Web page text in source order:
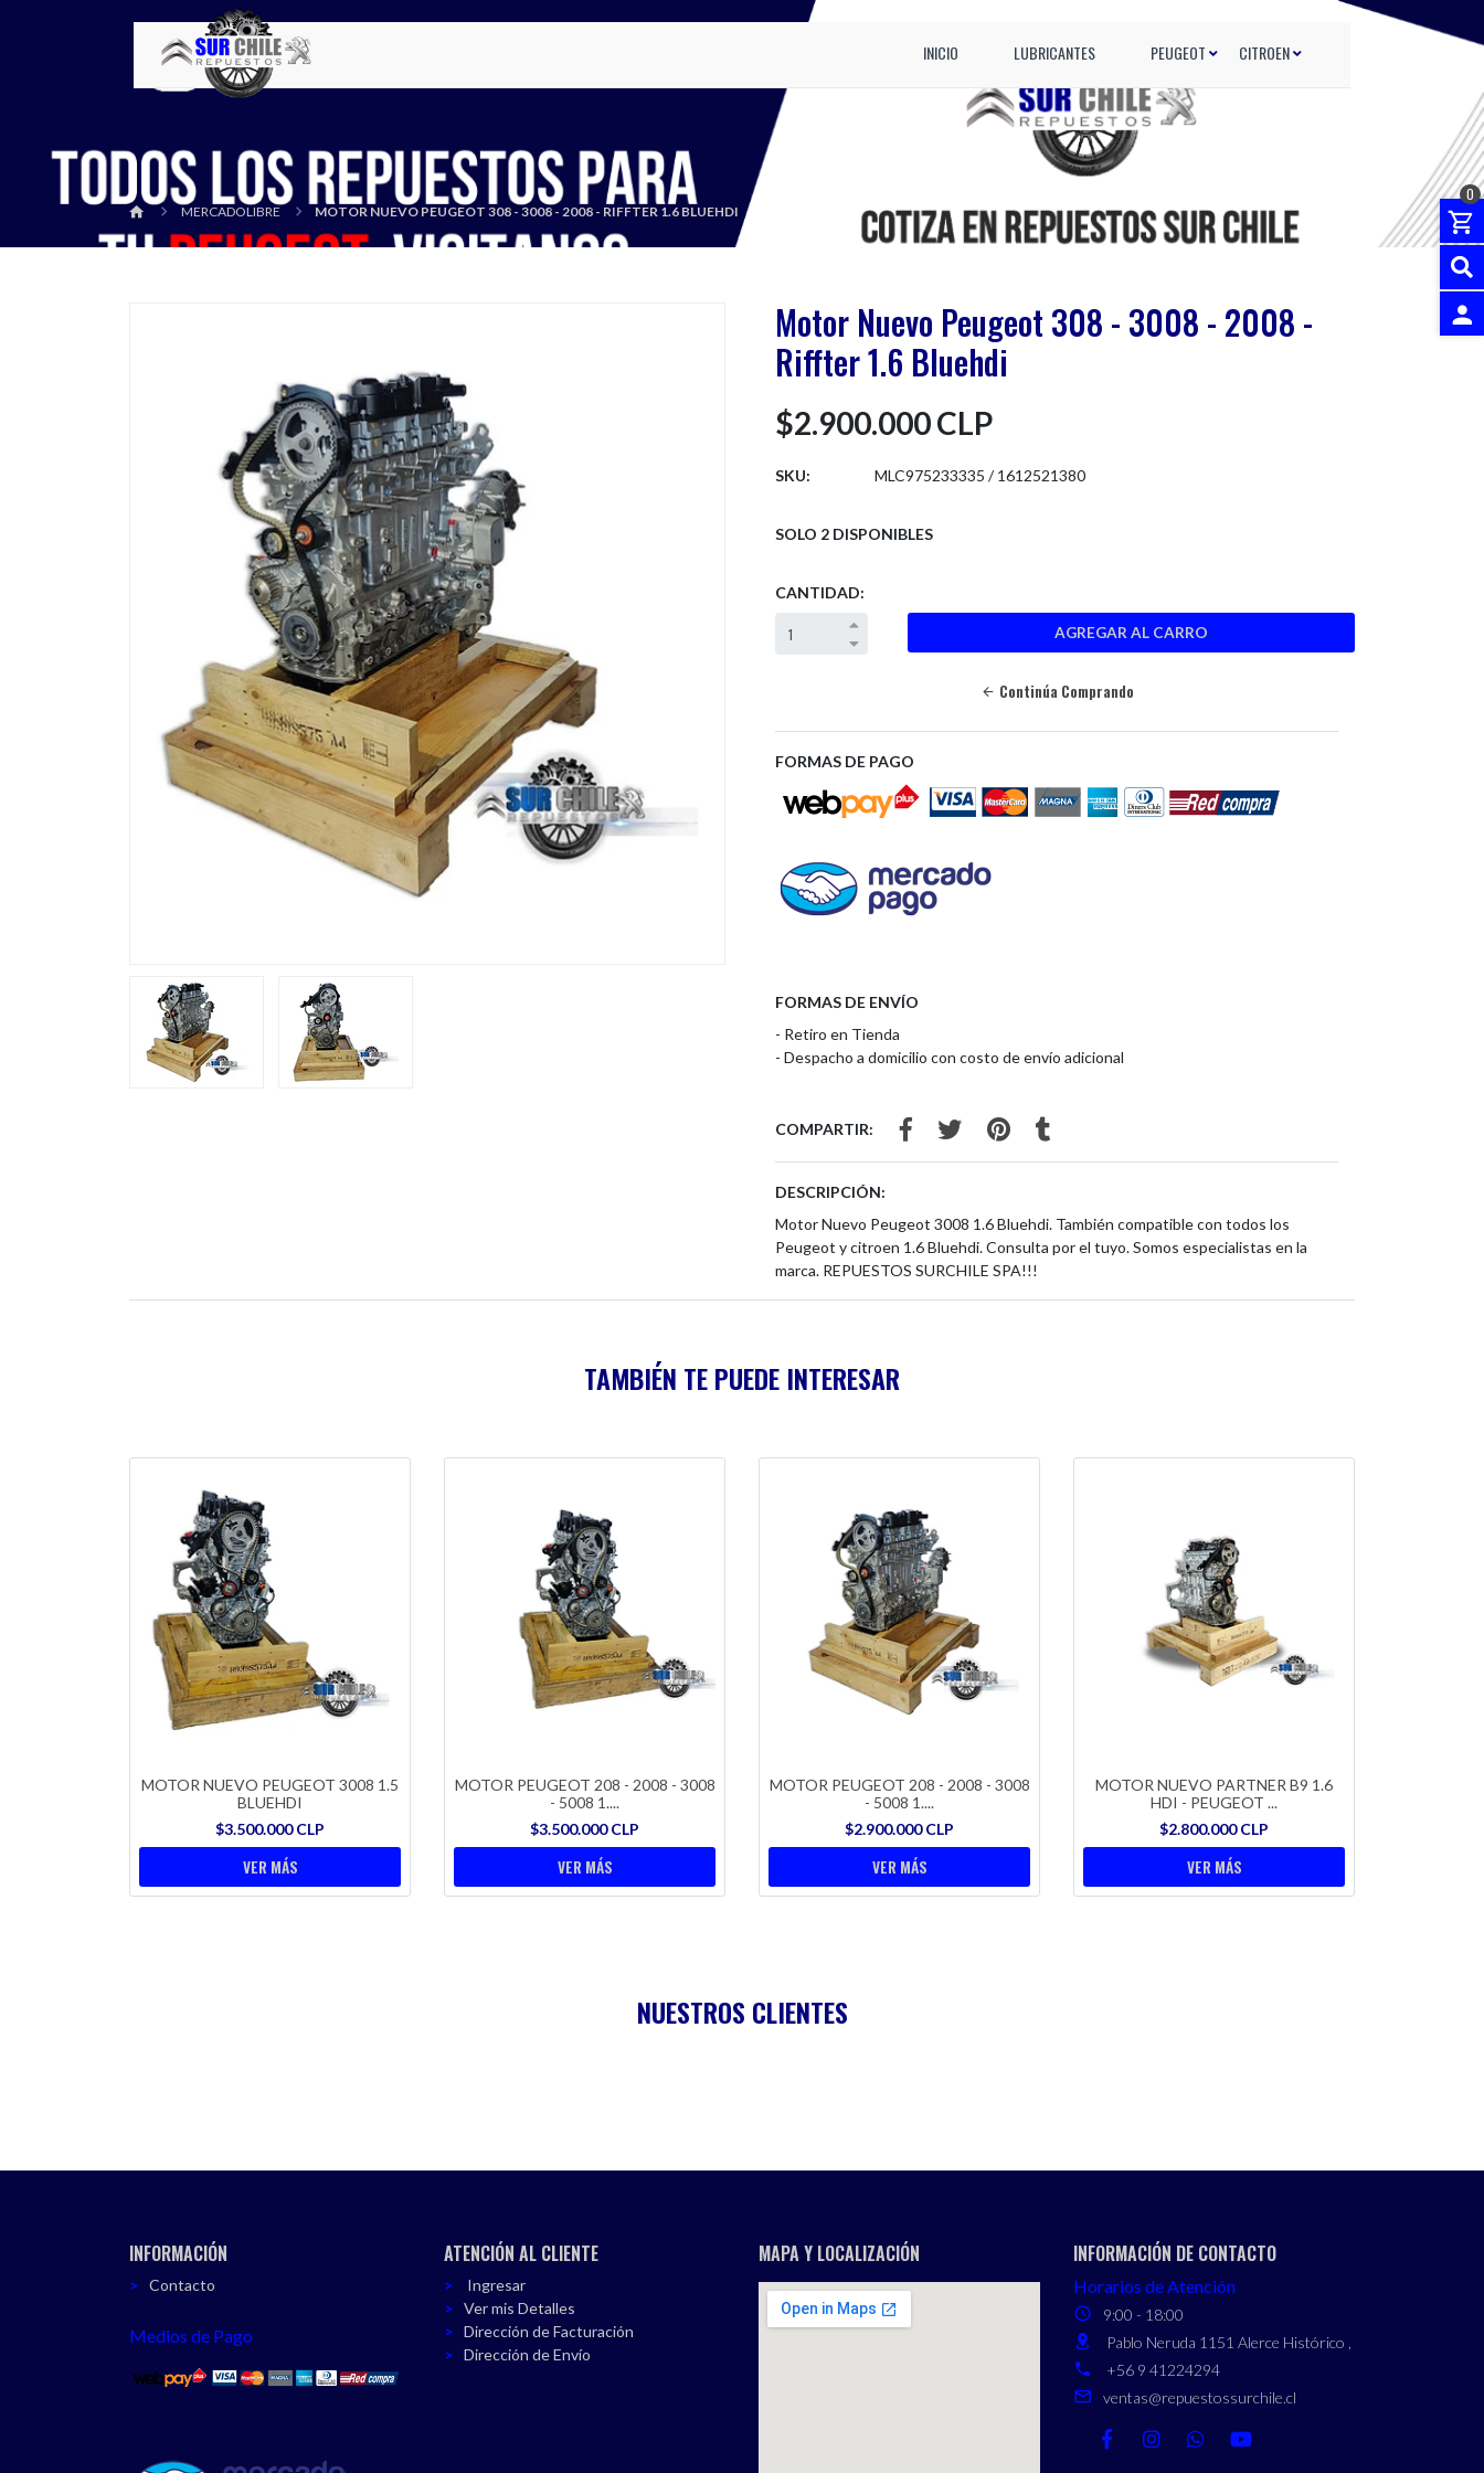
INICIO LUBRICANTES PEUGEOT CITROEN
0
MERCADOLIBRE MOTOR NUEVO PEUGEOT 308 - 3008 - 2008 - RIFFTER 1.6 BLUEHDI
Motor Nuevo Peugeot 308 - 3008 - 2008 -
Riffter 1.6 Bluehdi
$2.900.000 CLP
SKU: MLC975233335 / 1612521380
SOLO 2 DISPONIBLES
CANTIDAD:
Continúa Comprando
FORMAS DE PAGO
FORMAS DE ENVÍO
- Retiro en Tienda
- Despacho a domicilio con costo de envío adicional
COMPARTIR:
DESCRIPCIÓN:
Motor Nuevo Peugeot 3008 1.6 Bluehdi. También compatible con todos los
Peugeot y citroen 1.6 Bluehdi. Consulta por el tuyo. Somos especialistas en la
marca. REPUESTOS SURCHILE SPA!!!
TAMBIÉN TE PUEDE INTERESAR
MOTOR NUEVO PEUGEOT 3008 1.5
BLUEHDI
$3.500.000 CLP
VER MÁS
MOTOR PEUGEOT 208 - 2008 - 3008
- 5008 1....
$3.500.000 CLP
VER MÁS
MOTOR PEUGEOT 208 - 2008 - 3008
- 5008 1....
$2.900.000 CLP
VER MÁS
MOTOR NUEVO PARTNER B9 1.6
HDI - PEUGEOT ...
$2.800.000 CLP
VER MÁS
NUESTROS CLIENTES
INFORMACIÓN
Contacto
Medios de Pago
ATENCIÓN AL CLIENTE
Ingresar
Ver mis Detalles
Dirección de Facturación
Dirección de Envío
MAPA Y LOCALIZACIÓN INFORMACIÓN DE CONTACTO
Horarios de Atención
9:00 - 18:00
Pablo Neruda 1151 Alerce Histórico ,
+56 9 41224294
ventas@repuestossurchile.cl